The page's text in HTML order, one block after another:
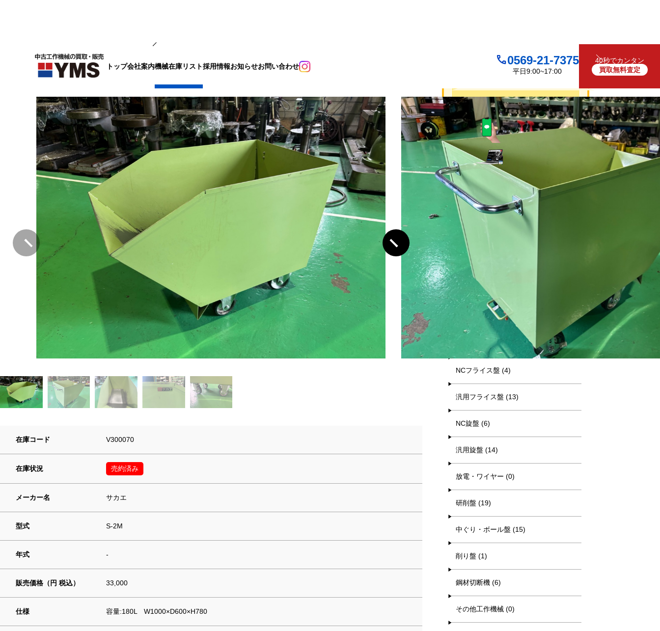
トップ会社案内機械在庫リスト採用情報お知らせお問い合わせ 0569-21-7375
平日9:00~17:00
40秒でカンタン
買取無料査定
チップバケット
在庫コード V300070
在庫状況 売約済み
メーカー名 サカエ
型式 S-2M
年式 -
販売価格（円 税込） 33,000
仕様 容量:180L W1000×D600×H780
買取について
お見積り・査定は無料
LINEで査定（友だち追加）
買取フォームで査定
お電話でも受け付けております
0569-21-7375
平日9:00~17:00
カテゴリー一覧
マシニング (8)
NCフライス盤 (4)
汎用フライス盤 (13)
NC旋盤 (6)
汎用旋盤 (14)
放電・ワイヤー (0)
研削盤 (19)
中ぐり・ボール盤 (15)
削り盤 (1)
鋼材切断機 (6)
その他工作機械 (0)